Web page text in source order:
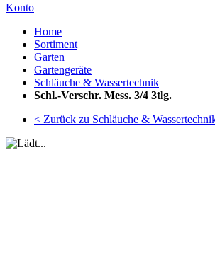
Konto
Home
Sortiment
Garten
Gartengeräte
Schläuche & Wassertechnik
Schl.-Verschr. Mess. 3/4 3tlg.
< Zurück zu Schläuche &